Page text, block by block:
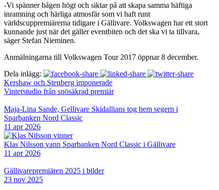
-Vi spänner bågen högt och siktar på att skapa samma häftiga
inramning och härliga atmosfär som vi haft runt
världscuppremiärerna tidigare i Gällivare. Volkswagen har ett stort
kunnande just när det gäller eventbiten och det ska vi ta tillvara,
säger Stefan Nieminen.
Anmälningarna till Volkswagen Tour 2017 öppnar 8 december.
Dela inlägg:
Kershaw och Stenberg imponerade
Vinterstudio från snösäkrad premiär
Maja-Lina Sande, Gellivare Skidallians tog hem segern i
Sparbanken Nord Classic
11 apr 2026
Klas Nilsson vann Sparbanken Nord Classic i Gällivare
11 apr 2026
Gällivarepremiären 2025 i bilder
23 nov 2025